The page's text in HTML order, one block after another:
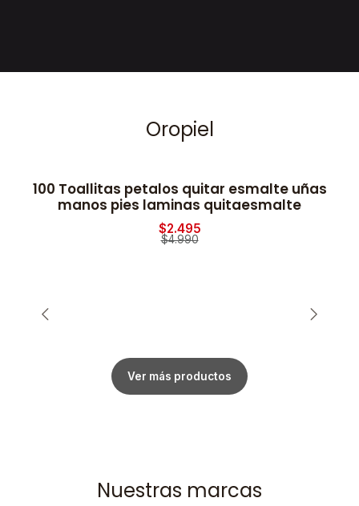
Oropiel
-50% OFF
100 Toallitas petalos quitar esmalte uñas
manos pies laminas quitaesmalte
$2.495
$4.990
Ver más productos
Nuestras marcas